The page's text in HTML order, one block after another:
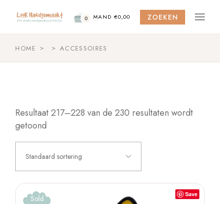
content
0 MAND €0,00 ZOEKEN
HOME ACCESSOIRES
Resultaat 217–228 van de 230 resultaten wordt
getoond
Standaard sortering
Save
Sold